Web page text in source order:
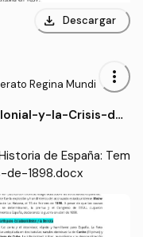
download Descargar
Regina Mundi more_vert
y-la-Crisis-de-
de España: Tem
de-1898.docx